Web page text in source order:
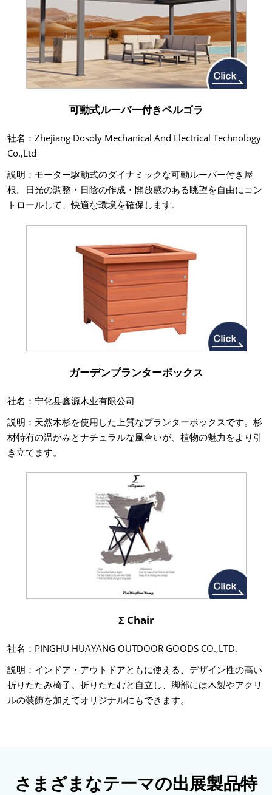
可動式ルーバー付きペルゴラ
社名：Zhejiang Dosoly Mechanical And Electrical Technology
Co.,Ltd
説明：モーター駆動式のダイナミックな可動ルーバー付き屋
根。日光の調整・日陰の作成・開放感のある眺望を自由にコン
トロールして、快適な環境を確保します。
ガーデンプランターボックス
社名：宁化县鑫源木业有限公司
説明：天然木杉を使用した上質なプランターボックスです。杉
材特有の温かみとナチュラルな風合いが、植物の魅力をより引
き立てます。
Σ Chair
社名：PINGHU HUAYANG OUTDOOR GOODS CO.,LTD.
説明：インドア・アウトドアともに使える、デザイン性の高い
折りたたみ椅子。折りたたむと自立し、脚部には木製やアクリ
ルの装飾を加えてオリジナルにもできます。
さまざまなテーマの出展製品特